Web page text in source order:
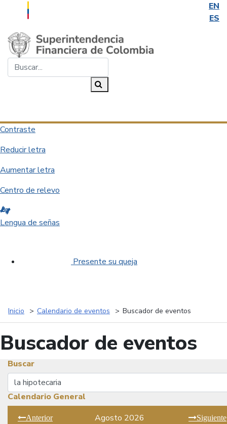
EN
ES
Saltar al contenido principal
Contraste
Reducir letra
Aumentar letra
Centro de relevo
Lengua de señas
Presente su queja
Inicio Calendario de eventos Buscador de eventos
Buscador de eventos
Buscar
Buscar
Calendario General
Anterior Agosto 2026 Siguiente